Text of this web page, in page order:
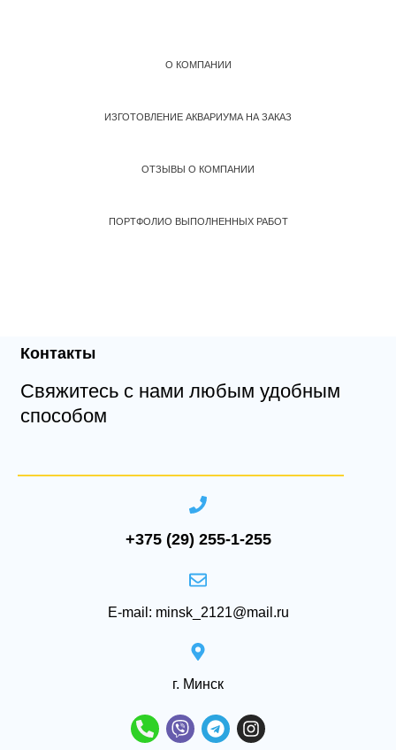
О КОМПАНИИ
ИЗГОТОВЛЕНИЕ АКВАРИУМА НА ЗАКАЗ
ОТЗЫВЫ О КОМПАНИИ
ПОРТФОЛИО ВЫПОЛНЕННЫХ РАБОТ
Контакты
Свяжитесь с нами любым удобным
способом
+375 (29) 255-1-255
E-mail: minsk_2121@mail.ru
‌г. Минск